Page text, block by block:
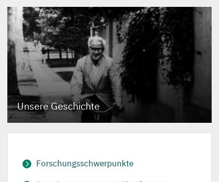
Unsere Geschichte
Forschungsschwerpunkte